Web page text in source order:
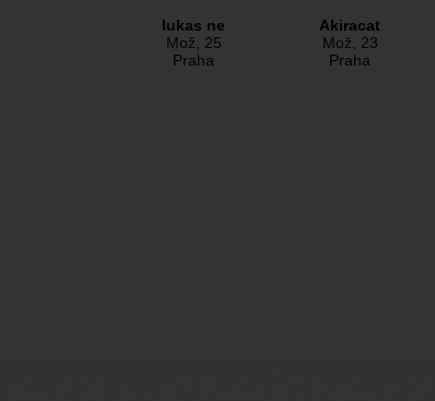
lukas ne
Mož, 25
Praha
Akiracat
Mož, 23
Praha